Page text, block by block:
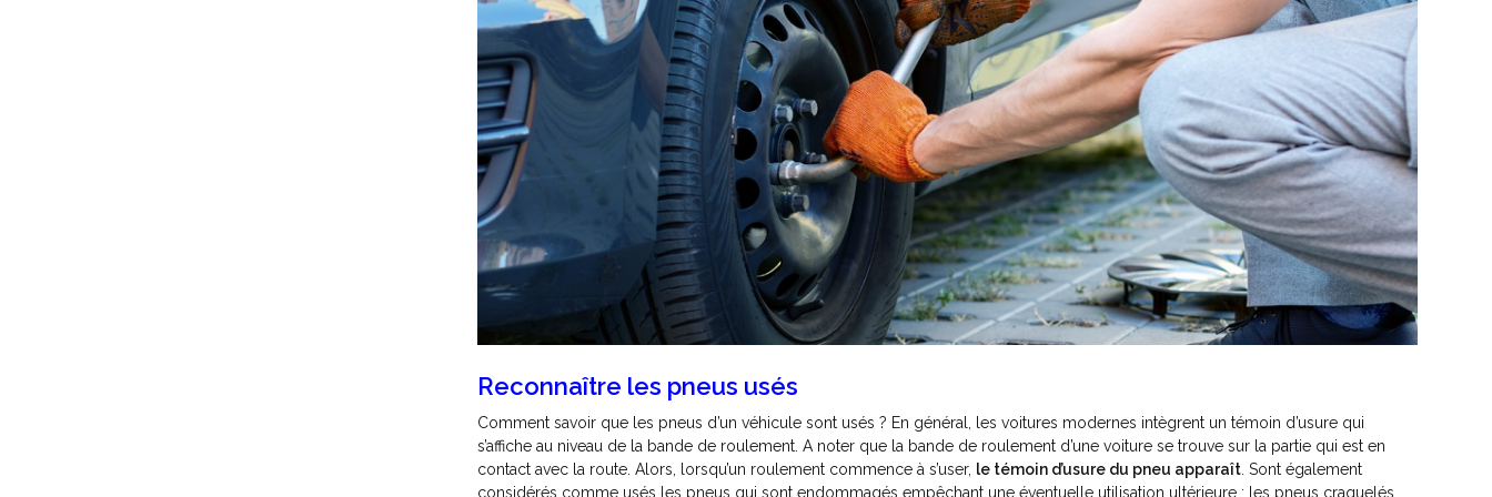
Reconnaître les pneus usés
Comment savoir que les pneus d’un véhicule sont usés ? En général, les voitures modernes intègrent un témoin d’usure qui
s’affiche au niveau de la bande de roulement. A noter que la bande de roulement d’une voiture se trouve sur la partie qui est en
contact avec la route. Alors, lorsqu’un roulement commence à s’user, le témoin d’usure du pneu apparaît . Sont également
considérés comme usés les pneus qui sont endommagés empêchant une éventuelle utilisation ultérieure ; les pneus craquelés